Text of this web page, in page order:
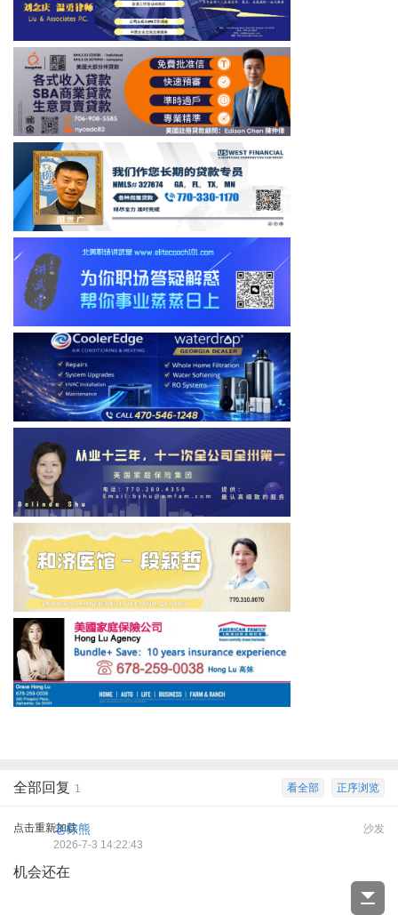
正序浏览
看全部
全部回复 1
点击重新加载 沙发
老棕熊
2026-7-3 14:22:43
机会还在